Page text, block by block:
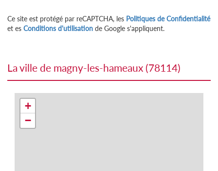
Ce site est protégé par reCAPTCHA, les Politiques de Confidentialité
et es Conditions d'utilisation de Google s'appliquent.
la ville de magny-les-hameaux (78114)
+
−